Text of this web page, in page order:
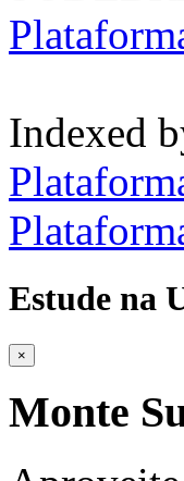
Indexed
Estude na
×
Monte